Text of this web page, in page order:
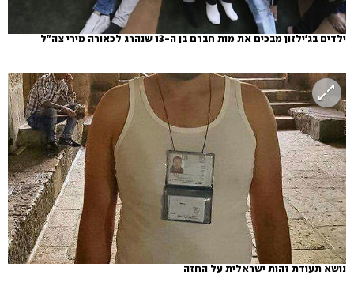
ילדים בג'ילזון מבכים את מות חברם בן ה-13 שנהרג לכאורה מירי צה"ל
נושא תעודת זהות ישראלית על החזה